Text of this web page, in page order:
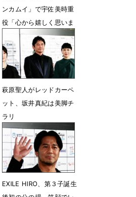
ンカムイ」で宇佐美時重
役「心から嬉しく思いま
11月8日 13時53分
萩原聖人がレッドカーペ
ット、坂井真紀は美脚チ
ラリ
6月30日 09時02分
EXILE HIRO、第３子誕生